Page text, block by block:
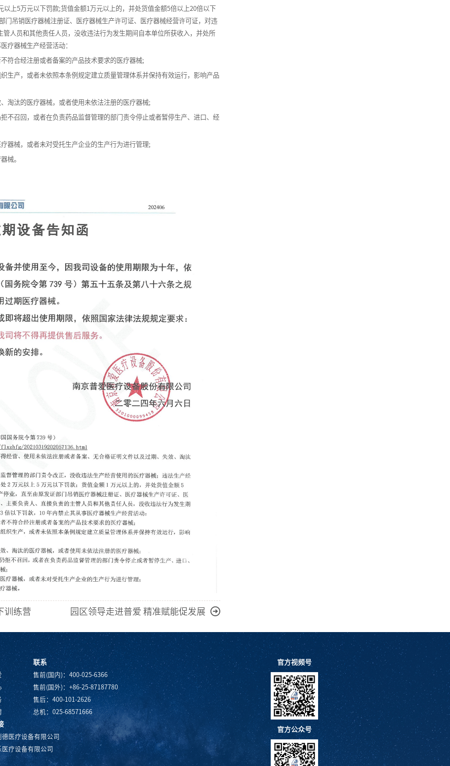
上5万元以下罚款;货值金额1万元以上的，并处货值金额5倍以上20倍以下
门吊销医疗器械注册证、医疗器械生产许可证、医疗器械经营许可证，对违
人员和其他责任人员，没收违法行为发生期间自本单位所获收入，并处所
疗器械生产经营活动：
合经注册或者备案的产品技术要求的医疗器械;
产，或者未依照本条例规定建立质量管理体系并保持有效运行，影响产品
汰的医疗器械，或者使用未依法注册的医疗器械;
召回，或者在负责药品监督管理的部门责令停止或者暂停生产、进口、经
械，或者未对受托生产企业的生产行为进行管理;
械。
训练营 园区领导走进普爱 精准赋能促发展
联系
售前(国内)：400-025-6366
售前(国外)：+86-25-87187780
售后：400-101-2626
总机：025-68571666
医疗设备有限公司
医疗设备有限公司
官方视频号
官方公众号